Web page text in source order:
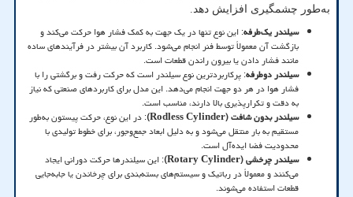
به‌طور چشمگیری افزایش دهد
سیلندر یک‌طرفه:این نوع تنها در یک جهت به کمک فشار هوا حرکت می‌کند و
بازگشت آن معمولاً توسط فنر انجام می‌شود. کاربرد آن بیشتر در فرآیندهای ساده
مانند فشار دادن یا بیرون راندن قطعات است.
سیلندر دوطرفه:پرکاربردترین نوع سیلندر است که حرکت رفت و برگشتی را با
فشار هوا در هر دو جهت انجام می‌دهد. این مدل برای کاربردهای صنعتی که نیاز
به دقت و تکرارپذیری بالا دارند، مناسب است.
سیلندر بدون شافت(Rodless Cylinder)
:در این نوع، حرکت پیستون به‌طور
مستقیم به بار منتقل می‌شود و به دلیل ابعاد جمع‌وجور، برای خطوط تولیدی با
محدودیت فضا ایده‌آل است.
سیلندر چرخشی(Rotary Cylinder)
:این سیلندرها حرکت دورانی ایجاد
می‌کنند و معمولاً در رباتیک و سیستم‌های بسته‌بندی برای چرخاندن یا جابه‌جایی
قطعات استفاده می‌شوند.